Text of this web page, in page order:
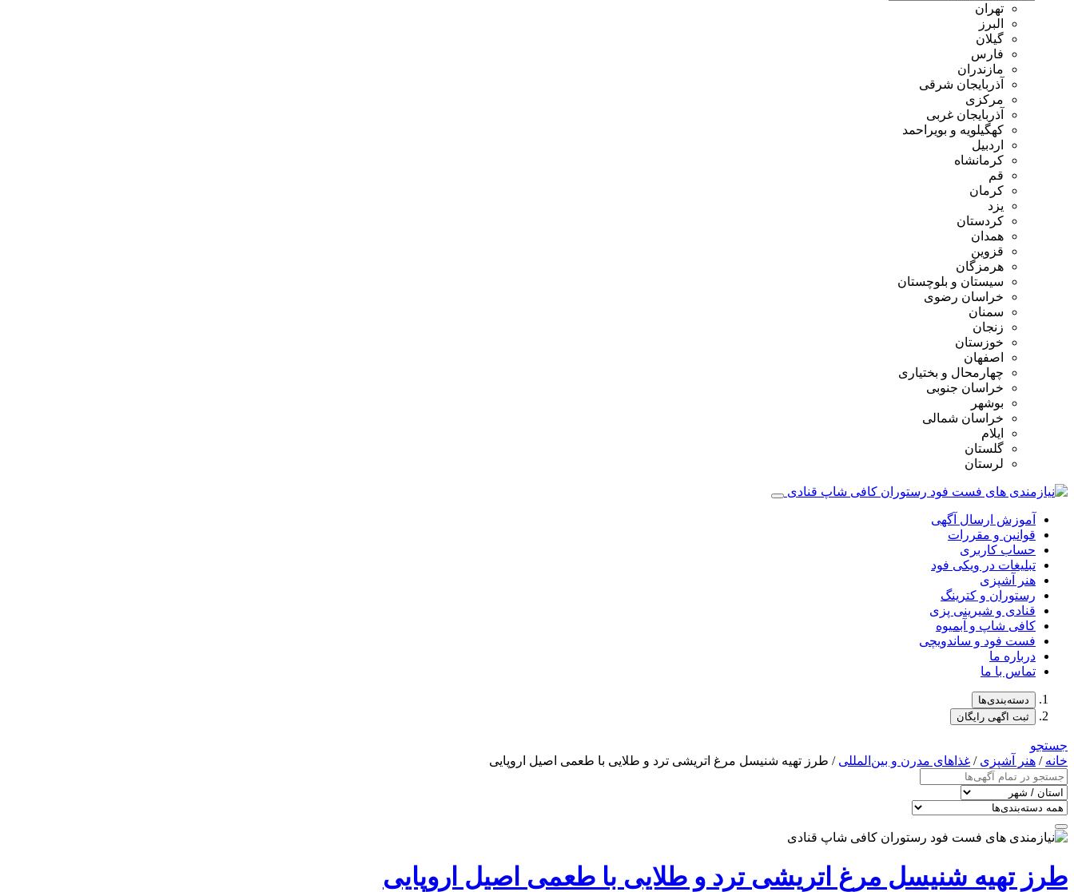
تهران
البرز
گیلان
فارس
مازندران
آذربایجان شرقی
مرکزی
آذربایجان غربی
کهگیلویه و بویراحمد
اردبیل
کرمانشاه
قم
کرمان
یزد
کردستان
همدان
قزوین
هرمزگان
سیستان و بلوچستان
خراسان رضوی
سمنان
زنجان
خوزستان
اصفهان
چهارمحال و بختیاری
خراسان جنوبی
بوشهر
خراسان شمالی
ایلام
گلستان
لرستان
آموزش ارسال آگهی
قوانین و مقررات
حساب کاربری
تبلیغات در ویکی فود
هنر آشپزی
رستوران و کترینگ
قنادی و شیرینی پزی
کافی شاپ و آبمیوه
فست فود و ساندویچی
درباره ما
تماس با ما
دسته‌بندی‌ها
ثبت اگهی رایگان
جستجو
خانه / هنر آشپزی / غذاهای مدرن و بین‌المللی / طرز تهیه شنیسل مرغ اتریشی ترد و طلایی با طعمی اصیل اروپایی
طرز تهیه شنیسل مرغ اتریشی ترد و طلایی با طعمی اصیل اروپایی